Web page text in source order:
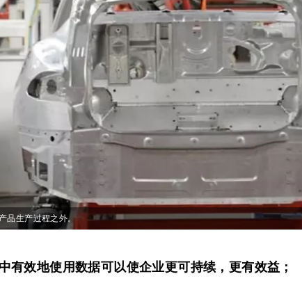
品生产过程之外。
有效地使用数据可以使企业更可持续，更有效益；